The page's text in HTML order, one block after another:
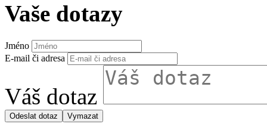
Vaše dotazy
Jméno
E-mail či adresa
Váš dotaz